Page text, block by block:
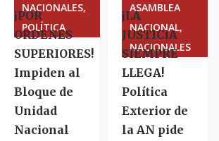
NACIONALES,
POLÍTICA
¡POR
ORDENES
SUPERIORES!
Impiden al
Bloque de
Unidad
Nacional
ASAMBLEA
NACIONAL,
NACIONALES
¡LA
JUSTICIA
SIEMPRE
LLEGA!
Política
Exterior de
la AN pide